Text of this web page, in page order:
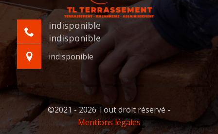
indisponible
indisponible
indisponible
©2021 - 2026 Tout droit réservé -
Mentions légales